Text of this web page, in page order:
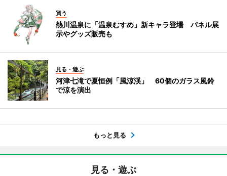
買う
熱川温泉に「温泉むすめ」新キャラ登場 パネル展
示やグッズ販売も
見る・遊ぶ
河津七滝で夏恒例「風涼渓」 60個のガラス風鈴
で涼を演出
もっと見る
見る・遊ぶ